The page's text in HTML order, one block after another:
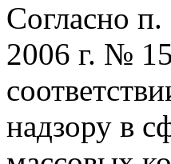
Согласно
2006 г. №
надзору в